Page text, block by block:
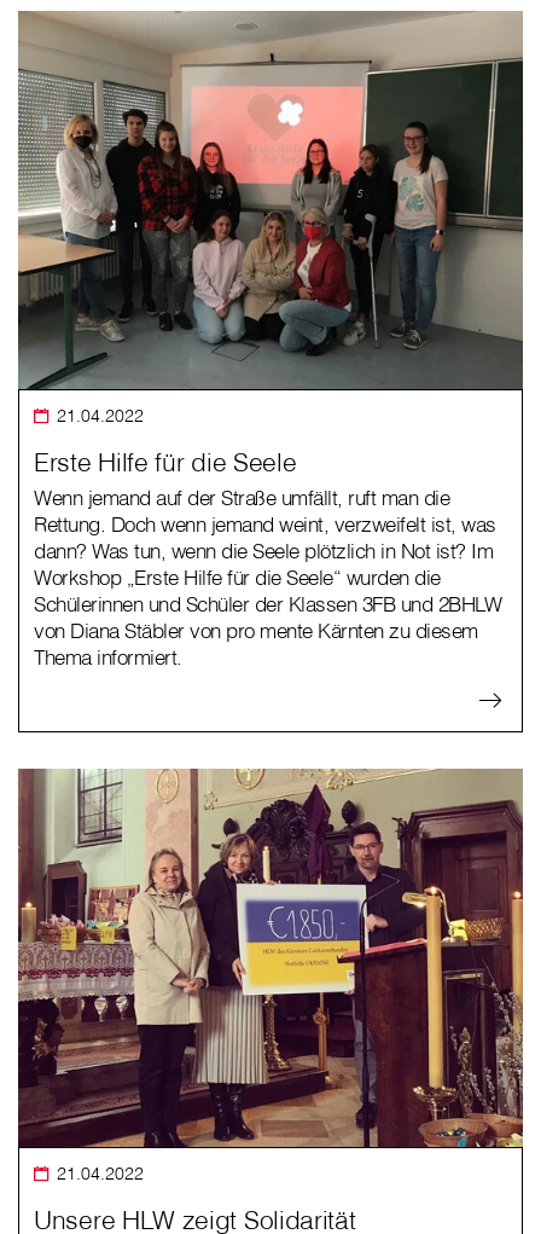
21.04.2022
Erste Hilfe für die Seele
Wenn jemand auf der Straße umfällt, ruft man die
Rettung. Doch wenn jemand weint, verzweifelt ist, was
dann? Was tun, wenn die Seele plötzlich in Not ist? Im
Workshop „Erste Hilfe für die Seele“ wurden die
Schülerinnen und Schüler der Klassen 3FB und 2BHLW
von Diana Stäbler von pro mente Kärnten zu diesem
Thema informiert.
21.04.2022
Unsere HLW zeigt Solidarität